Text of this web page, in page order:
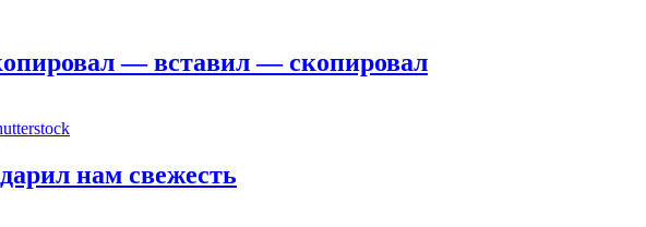
— вставил — скопировал
нам свежесть